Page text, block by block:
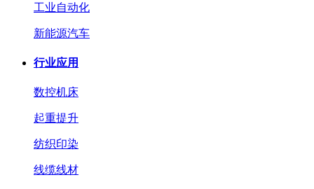
工业自动化
新能源汽车
行业应用
数控机床
起重提升
纺织印染
线缆线材